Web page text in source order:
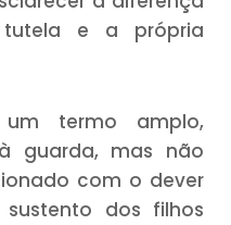
tutela e a própria
termo amplo,
guarda, mas não
com o dever
dos filhos